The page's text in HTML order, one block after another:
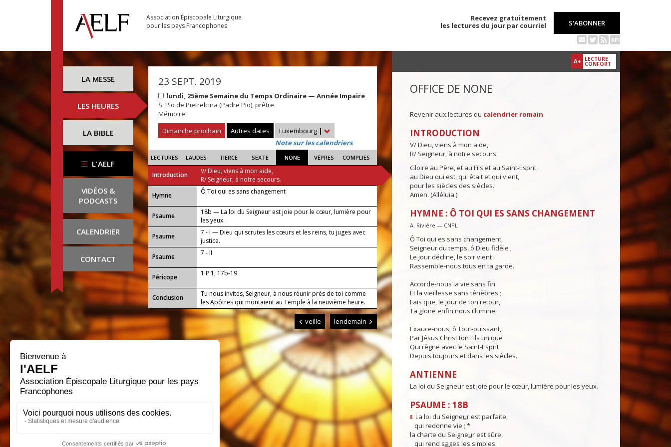
Association Épiscopale Liturgique
pour les pays Francophones
Recevez gratuitement
les lectures du jour par courriel
S'ABONNER
API
LA MESSE
LES HEURES
LA BIBLE
L'AELF
VIDÉOS &
PODCASTS
CALENDRIER
CONTACT
23 SEPT. 2019
lundi, 25ème Semaine du Temps Ordinaire — Année Impaire
S. Pio de Pietrelcina (Padre Pio), prêtre
Mémoire
Dimanche prochain
Autres dates Luxembourg |
Note sur les calendriers
LECTURES LAUDES TIERCE SEXTE NONE VÊPRES COMPLIES
Introduction
V/ Dieu, viens à mon aide,
R/ Seigneur, à notre secours.
...
Hymne Ô Toi qui es sans changement
Psaume
18b — La loi du Seigneur est joie pour le cœur, lumière pour
les yeux.
Psaume
7 - I — Dieu qui scrutes les cœurs et les reins, tu juges avec
justice.
Psaume
7 - II
Péricope 1 P 1, 17b-19
Conclusion
Tu nous invites, Seigneur, à nous réunir près de toi comme
les Apôtres qui montaient au Temple à la neuvième heure.
Que notre prière faite au nom de Jésus appelle ton salut sur
tous ceux qui invoquent son nom. Lui qui règne.
veille lendemain
A+ LECTURE
CONFORT
OFFICE DE NONE
Revenir aux lectures du calendrier romain.
INTRODUCTION
V/ Dieu, viens à mon aide,
R/ Seigneur, à notre secours.
Gloire au Père, et au Fils et au Saint-Esprit,
au Dieu qui est, qui était et qui vient,
pour les siècles des siècles.
Amen. (Alléluia.)
HYMNE : Ô TOI QUI ES SANS CHANGEMENT
A. Rivière — CNPL
Ô Toi qui es sans changement,
Seigneur du temps, ô Dieu fidèle ;
Le jour décline, le soir vient :
Rassemble-nous tous en ta garde.
Accorde-nous la vie sans fin
Et la vieillesse sans ténèbres ;
Fais que, le jour de ton retour,
Ta gloire enfin nous illumine.
Exauce-nous, ô Tout-puissant,
Par Jésus Christ ton Fils unique
Qui règne avec le Saint-Esprit
Depuis toujours et dans les siècles.
ANTIENNE
La loi du Seigneur est joie pour le cœur, lumière pour les yeux.
PSAUME : 18B
8 La loi du Seigneur est parfaite,
qui redonne vie ; *
la charte du Seigneur est sûre,
qui rend sages les simples.